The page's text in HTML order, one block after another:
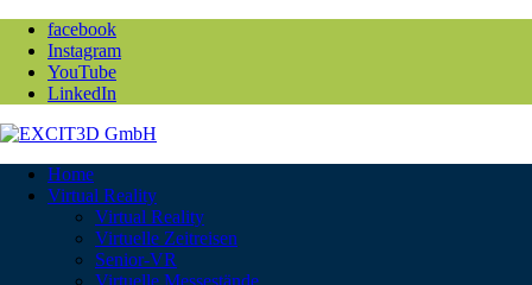
facebook
Instagram
YouTube
LinkedIn
Home
Virtual Reality
Virtual Reality
Virtuelle Zeitreisen
Senior-VR
Virtuelle Messestände